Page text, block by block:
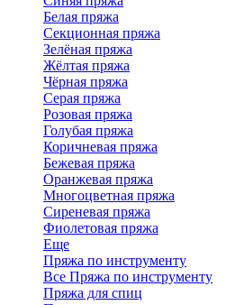
Белая пряжа
Секционная пряжа
Зелёная пряжа
Жёлтая пряжа
Чёрная пряжа
Серая пряжа
Розовая пряжа
Голубая пряжа
Коричневая пряжа
Бежевая пряжа
Оранжевая пряжа
Многоцветная пряжа
Сиреневая пряжа
Фиолетовая пряжа
Еще
Пряжа по инструменту
Все Пряжа по инструменту
Пряжа для спиц